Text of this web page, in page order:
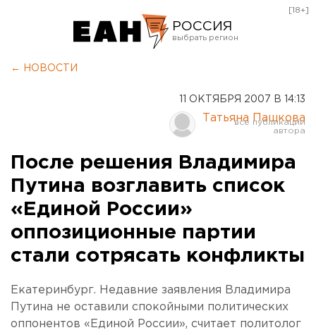
РОССИЯ
Курган
Оренбург
[18+]
← НОВОСТИ
11 ОКТЯБРЯ 2007 В 14:13
Татьяна Пашкова
После решения Владимира
Путина возглавить список
«Единой России»
оппозиционные партии
стали сотрясать конфликты
Екатеринбург. Недавние заявления Владимира
Путина не оставили спокойными политических
оппонентов «Единой России», считает политолог